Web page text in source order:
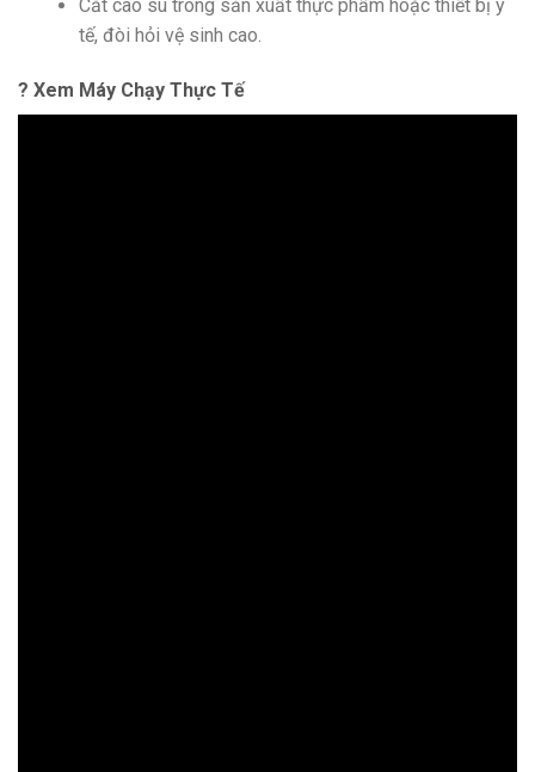
Cắt cao su trong sản xuất thực phẩm hoặc thiết bị y
tế, đòi hỏi vệ sinh cao.
? Xem Máy Chạy Thực Tế